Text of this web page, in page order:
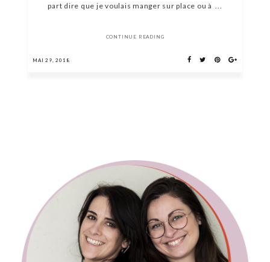
part dire que je voulais manger sur place ou à ...
CONTINUE READING
MAI 29, 2018